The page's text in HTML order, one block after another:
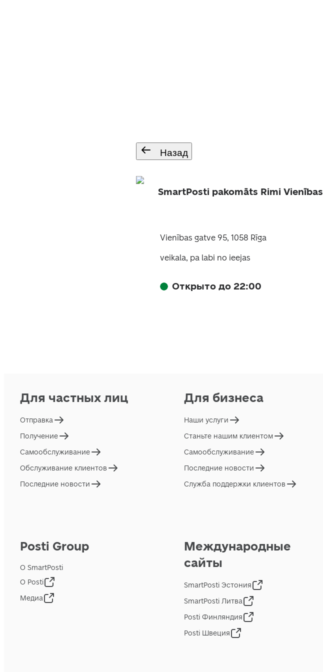
Назад
SmartPosti pakomāts Rimi Vienības
Vienības gatve 95, 1058 Rīga
veikala, pa labi no ieejas
Открыто до 22:00
Для частных лиц
Отправка
Получение
Самообслуживание
Обслуживание клиентов
Последние новости
Для бизнеса
Наши услуги
Станьте нашим клиентом
Самообслуживание
Последние новости
Служба поддержки клиентов
Posti Group
О SmartPosti
О Posti
Медиа
Международные
сайты
SmartPosti Эстония
SmartPosti Литва
Posti Финляндия
Posti Швеция